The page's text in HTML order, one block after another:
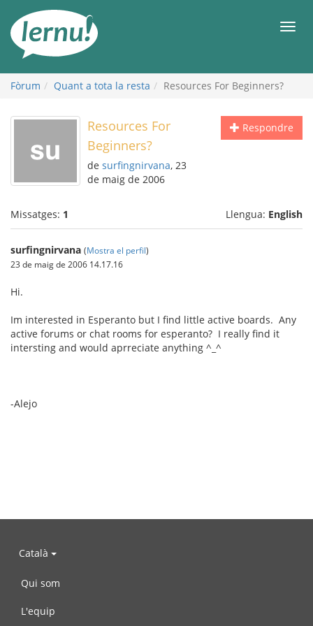
contingut
Fòrum Quant a tota la resta Resources For Beginners?
Respondre
Resources For
Beginners?
de surfingnirvana, 23
de maig de 2006
Missatges: 1 Llengua: English
surfingnirvana (Mostra el perfil)
23 de maig de 2006 14.17.16
Hi.
Im interested in Esperanto but I find little active boards. Any
active forums or chat rooms for esperanto? I really find it
intersting and would aprreciate anything ^_^
-Alejo
Català
Qui som
L'equip